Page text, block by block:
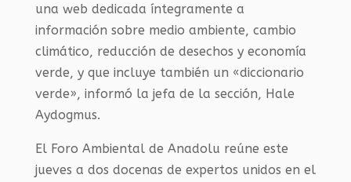
una web dedicada íntegramente a
información sobre medio ambiente, cambio
climático, reducción de desechos y economía
verde, y que incluye también un «diccionario
verde», informó la jefa de la sección, Hale
Aydogmus.
El Foro Ambiental de Anadolu reúne este
jueves a dos docenas de expertos unidos en el